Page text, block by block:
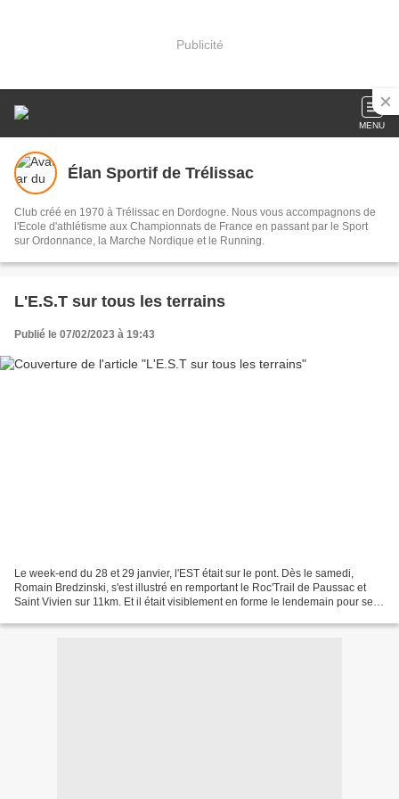
Publicité
MENU
Élan Sportif de Trélissac
Club créé en 1970 à Trélissac en Dordogne. Nous vous accompagnons de
l'Ecole d'athlétisme aux Championnats de France en passant par le Sport
sur Ordonnance, la Marche Nordique et le Running.
L'E.S.T sur tous les terrains
Publié le 07/02/2023 à 19:43
Le week-end du 28 et 29 janvier, l'EST était sur le pont. Dès le samedi,
Romain Bredzinski, s'est illustré en remportant le Roc'Trail de Paussac et
Saint Vivien sur 11km. Et il était visiblement en forme le lendemain pour se